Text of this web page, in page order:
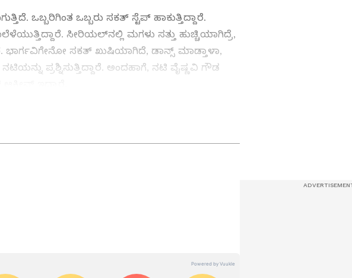
ಒಬ್ಬರಿಗಿಂತ ಒಬ್ಬರು ಸಕತ್​ ಸ್ಟೆಪ್​ ಹಾಕುತ್ತಿದ್ದಾರೆ.
ಸೀರಿಯಲ್​ನಲ್ಲಿ ಮಗಳು ಸತ್ತು ಹುಚ್ಚಿಯಾಗಿದ್ರೆ,
ಭಾರ್ಗವಿಗೇನೋ ಸಕತ್​ ಖುಷಿಯಾಗಿದೆ, ಡಾನ್ಸ್​ ಮಾಡ್ತಾಳಾ,
ಪ್ರಶ್ನಿಸುತ್ತಿದ್ದಾರೆ. ಅಂದಹಾಗೆ, ನಟಿ ವೈಷ್ಣವಿ ಗೌಡ
ಉತ್ತರಕ್ಕೆ ತಲೆ ಚಚ್ಚಿಕೊಂಡ ಸೀತಾರಾಮ
10 ವರ್ಷ ನ್ಯಾಯಾಂಗ ವರದಿಗಾರಿಕೆ. ಕಾನೂನು ಮತ್ತು
ಕರ್ನಾಟಕ ಮಾಧ್ಯಮ ಅಕಾಡೆಮಿ, ಮುಂಬೈನ ಲಾಡ್ಲಿ